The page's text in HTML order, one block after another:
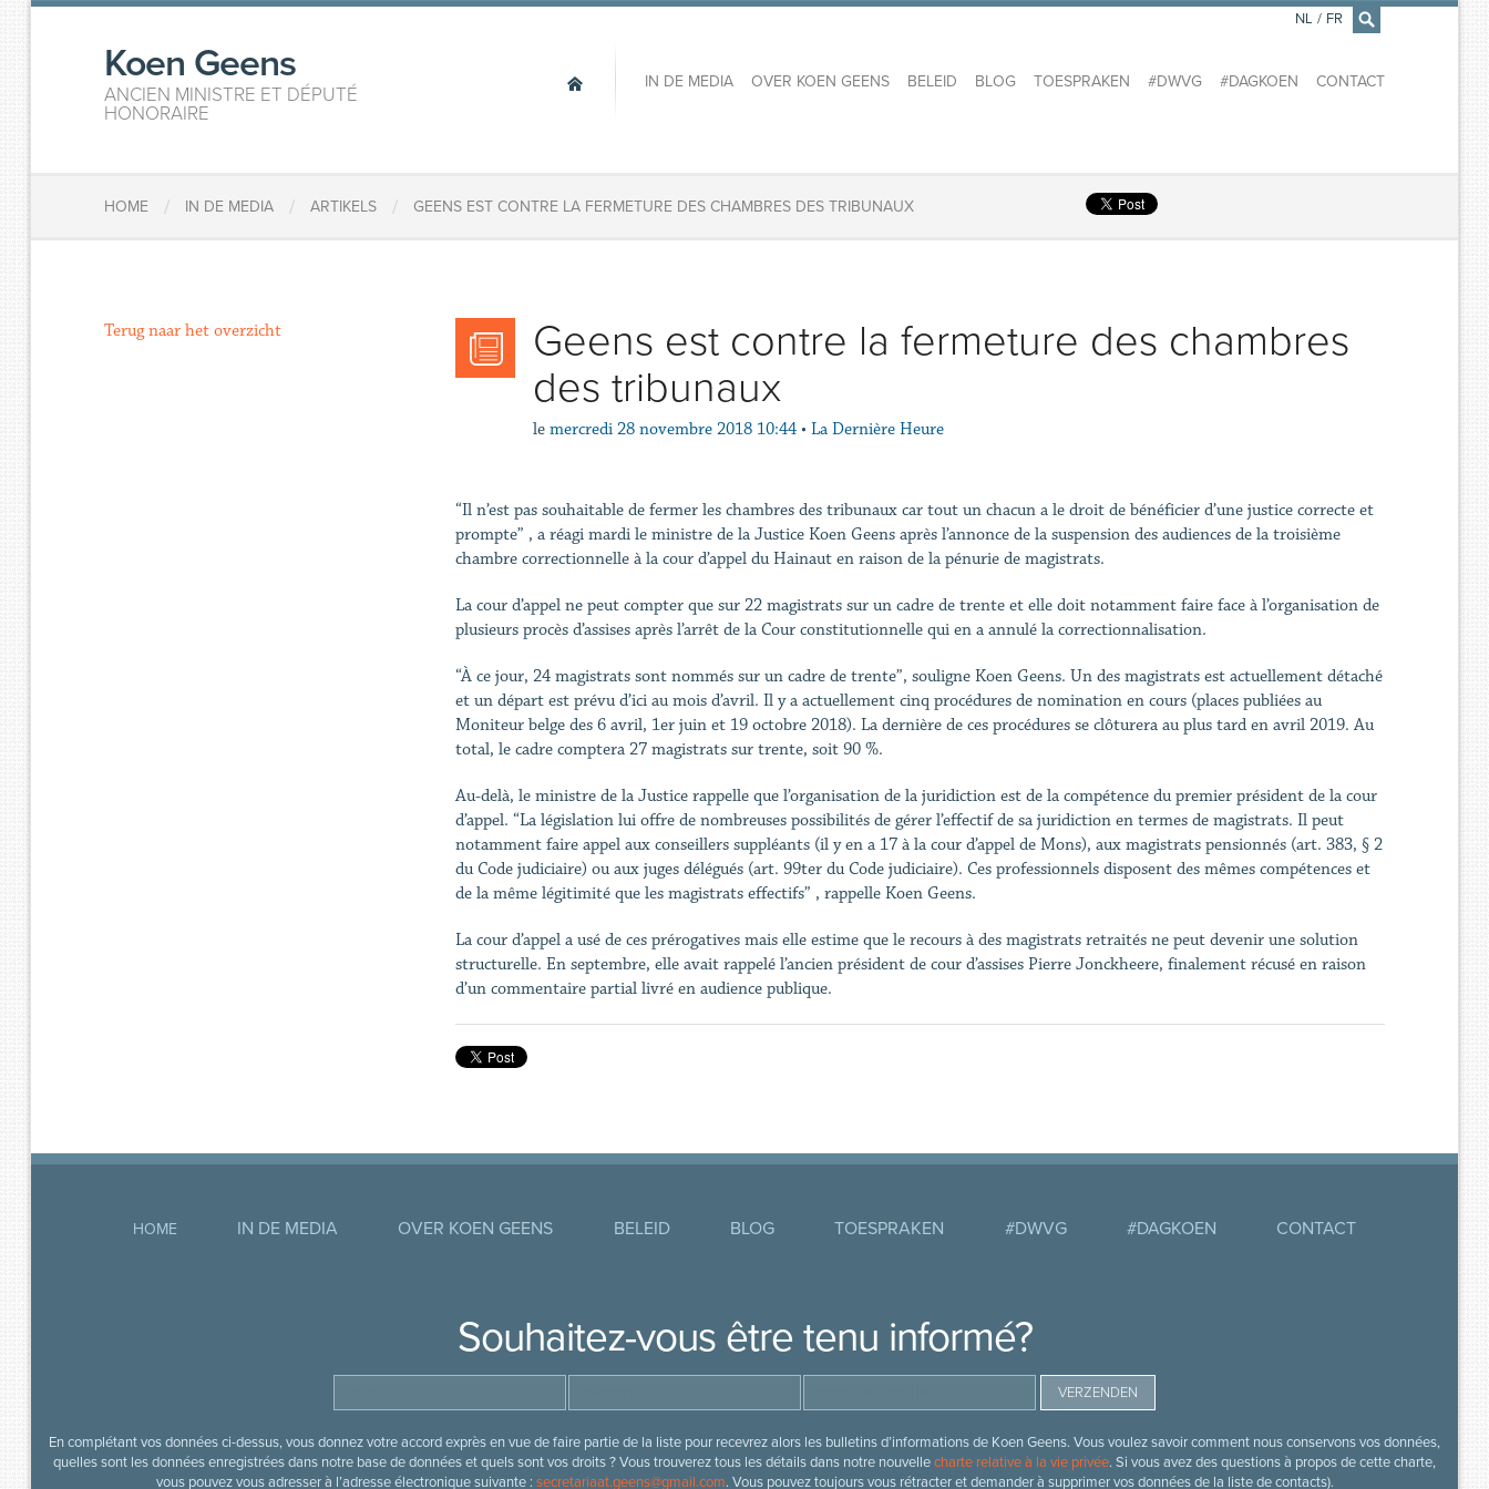
×
Koen Geens
ANCIEN MINISTRE ET DÉPUTÉ
HONORAIRE
IN DE MEDIA OVER KOEN GEENS BELEID BLOG TOESPRAKEN #DWVG #DAGKOEN CONTACT
NL / FR
HOME / IN DE MEDIA / ARTIKELS / GEENS EST CONTRE LA FERMETURE DES CHAMBRES DES TRIBUNAUX
Geens est contre la fermeture des chambres
des tribunaux
le mercredi 28 novembre 2018 10:44 • La Dernière Heure
“Il n’est pas souhaitable de fermer les chambres des tribunaux car tout un chacun a le droit de bénéficier d’une justice correcte et
prompte” , a réagi mardi le ministre de la Justice Koen Geens après l’annonce de la suspension des audiences de la troisième
chambre correctionnelle à la cour d’appel du Hainaut en raison de la pénurie de magistrats.
La cour d’appel ne peut compter que sur 22 magistrats sur un cadre de trente et elle doit notamment faire face à l’organisation de
plusieurs procès d’assises après l’arrêt de la Cour constitutionnelle qui en a annulé la correctionnalisation.
“À ce jour, 24 magistrats sont nommés sur un cadre de trente”, souligne Koen Geens. Un des magistrats est actuellement détaché
et un départ est prévu d’ici au mois d’avril. Il y a actuellement cinq procédures de nomination en cours (places publiées au
Moniteur belge des 6 avril, 1er juin et 19 octobre 2018). La dernière de ces procédures se clôturera au plus tard en avril 2019. Au
total, le cadre comptera 27 magistrats sur trente, soit 90 %.
Au-delà, le ministre de la Justice rappelle que l’organisation de la juridiction est de la compétence du premier président de la cour
d’appel. “La législation lui offre de nombreuses possibilités de gérer l’effectif de sa juridiction en termes de magistrats. Il peut
notamment faire appel aux conseillers suppléants (il y en a 17 à la cour d’appel de Mons), aux magistrats pensionnés (art. 383, § 2
du Code judiciaire) ou aux juges délégués (art. 99ter du Code judiciaire). Ces professionnels disposent des mêmes compétences et
de la même légitimité que les magistrats effectifs” , rappelle Koen Geens.
La cour d’appel a usé de ces prérogatives mais elle estime que le recours à des magistrats retraités ne peut devenir une solution
structurelle. En septembre, elle avait rappelé l’ancien président de cour d’assises Pierre Jonckheere, finalement récusé en raison
d’un commentaire partial livré en audience publique.
Terug naar het overzicht
HOME IN DE MEDIA OVER KOEN GEENS BELEID BLOG TOESPRAKEN #DWVG #DAGKOEN CONTACT
Souhaitez-vous être tenu informé?
En complétant vos données ci-dessus, vous donnez votre accord exprès en vue de faire partie de la liste pour recevrez alors les bulletins d’informations de Koen Geens. Vous voulez savoir comment nous conservons vos données,
quelles sont les données enregistrées dans notre base de données et quels sont vos droits ? Vous trouverez tous les détails dans notre nouvellecharte relative à la vie privée. Si vous avez des questions à propos de cette charte,
vous pouvez vous adresser à l’adresse électronique suivante : secretariaat.geens@gmail.com. Vous pouvez toujours vous rétracter et demander à supprimer vos données de la liste de contacts).